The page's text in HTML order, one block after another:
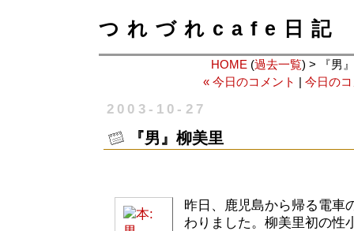
つれづれcafe日記
HOME (過去一覧) > 『男
« 今日のコメント
今日の
2003-10-27
『男』柳美里
昨日、鹿児島から帰る電車
わりました。柳美里初の性